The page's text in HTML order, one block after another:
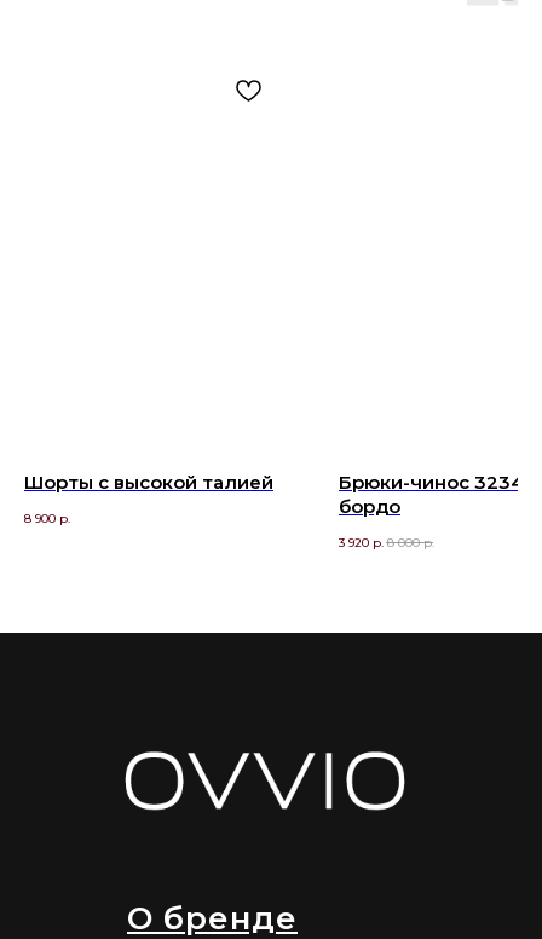
Шорты с высокой талией
8 900 р.
Брюки-чинос
бордо
3 920 р. 8 000 р.
О бренде